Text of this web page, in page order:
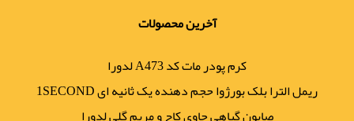
آخرین محصولات
کرم پودر مات کد A473 لدورا
ریمل الترا بلک بورژوا حجم دهنده یک ثانیه ای 1SECOND